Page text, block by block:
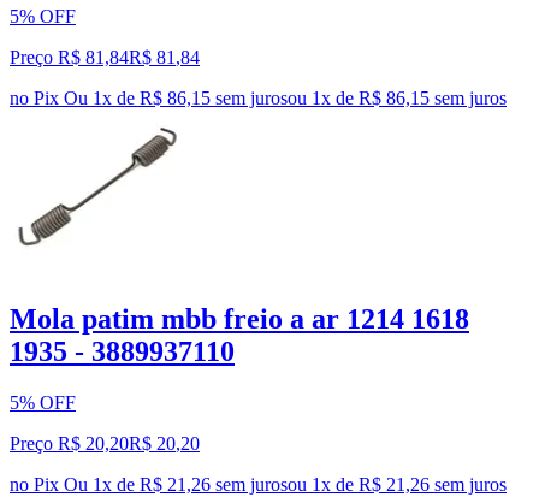
5% OFF
Preço R$ 81,84R$ 81 ,84
no Pix Ou 1x de R$ 86,15 sem jurosou 1x de R$ 86,15 sem juros
Mola patim mbb freio a ar 1214 1618
1935 - 3889937110
5% OFF
Preço R$ 20,20R$ 20,20
no Pix Ou 1x de R$ 21,26 sem jurosou 1x de R$ 21,26 sem juros